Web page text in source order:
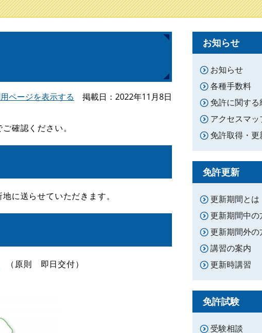
ページを表示する 掲載日 2022年11月8日
確認ください。
に送らせていただきます。
（原則 即日交付）
お知らせ
お知らせ
各種手数料
免許に関する
アクセスマッ
免許取得・
免許更新
更新期間とは
更新期間中の
更新期間外の
講習の案内
更新時講習
免許試験
受験相談